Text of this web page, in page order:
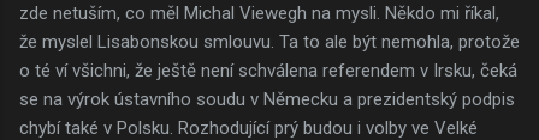
zde netuším, co měl Michal Viewegh na mysli. Někdo mi říkal,
že myslel Lisabonskou smlouvu. Ta to ale být nemohla, protože
o té ví všichni, že ještě není schválena referendem v Irsku, čeká
se na výrok ústavního soudu v Německu a prezidentský podpis
chybí také v Polsku. Rozhodující prý budou i volby ve Velké